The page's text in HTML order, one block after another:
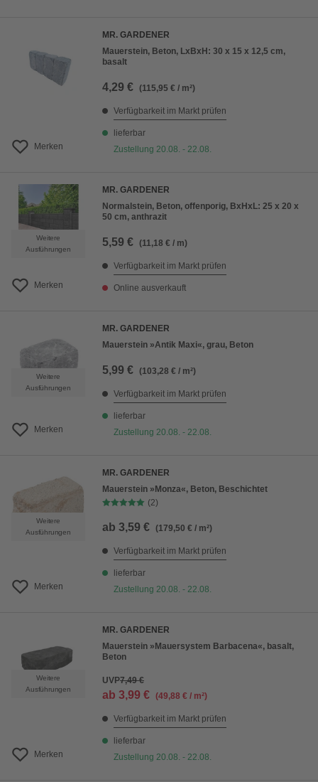
Merken
MR. GARDENER
Mauerstein, Beton, LxBxH: 30 x 15 x 12,5 cm,
basalt
4,29 € (115,95 € / m²)
Verfügbarkeit im Markt prüfen
lieferbar
Zustellung 20.08. - 22.08.
Weitere
Ausführungen
Merken
MR. GARDENER
Normalstein, Beton, offenporig, BxHxL: 25 x 20 x
50 cm, anthrazit
5,59 € (11,18 € / m)
Verfügbarkeit im Markt prüfen
Online ausverkauft
Weitere
Ausführungen
Merken
MR. GARDENER
Mauerstein »Antik Maxi«, grau, Beton
5,99 € (103,28 € / m²)
Verfügbarkeit im Markt prüfen
lieferbar
Zustellung 20.08. - 22.08.
Weitere
Ausführungen
Merken
MR. GARDENER
Mauerstein »Monza«, Beton, Beschichtet
(2)
ab 3,59 € (179,50 € / m²)
Verfügbarkeit im Markt prüfen
lieferbar
Zustellung 20.08. - 22.08.
Weitere
Ausführungen
Merken
MR. GARDENER
Mauerstein »Mauersystem Barbacena«, basalt,
Beton
UVP7,49 €
ab 3,99 € (49,88 € / m²)
Verfügbarkeit im Markt prüfen
lieferbar
Zustellung 20.08. - 22.08.